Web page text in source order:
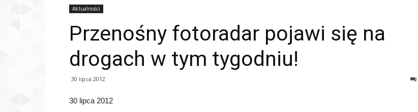
Aktualności
Przenośny fotoradar pojawi się na
drogach w tym tygodniu!
30 lipca 2012
30 lipca 2012